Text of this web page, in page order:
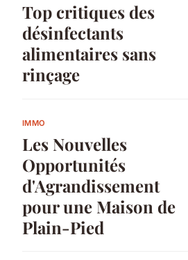
Top critiques des
désinfectants
alimentaires sans
rinçage
IMMO
Les Nouvelles
Opportunités
d'Agrandissement
pour une Maison de
Plain-Pied